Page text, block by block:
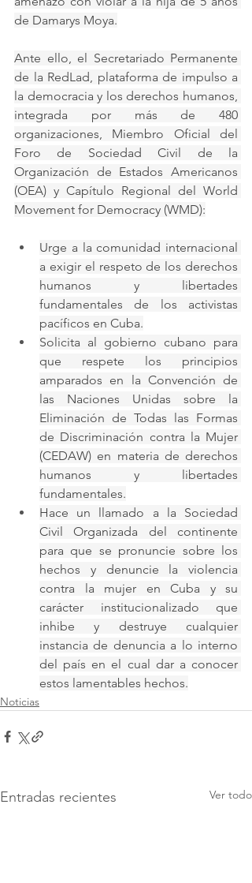
de Damarys Moya.
Ante ello, el Secretariado Permanente
de la RedLad, plataforma de impulso a
la democracia y los derechos humanos,
integrada por más de 480
organizaciones, Miembro Oficial del
Foro de Sociedad Civil de la
Organización de Estados Americanos
(OEA) y Capítulo Regional del World
Movement for Democracy (WMD):
Urge a la comunidad internacional
a exigir el respeto de los derechos
humanos y libertades
fundamentales de los activistas
pacíficos en Cuba.
Solicita al gobierno cubano para
que respete los principios
amparados en la Convención de
las Naciones Unidas sobre la
Eliminación de Todas las Formas
de Discriminación contra la Mujer
(CEDAW) en materia de derechos
humanos y libertades
fundamentales.
Hace un llamado a la Sociedad
Civil Organizada del continente
para que se pronuncie sobre los
hechos y denuncie la violencia
contra la mujer en Cuba y su
carácter institucionalizado que
inhibe y destruye cualquier
instancia de denuncia a lo interno
del país en el cual dar a conocer
estos lamentables hechos.
Noticias
Entradas recientes Ver todo